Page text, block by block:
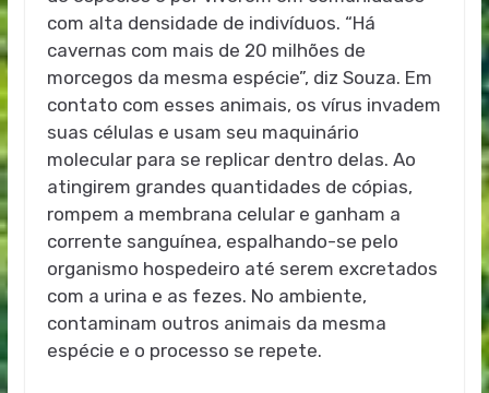
com alta densidade de indivíduos. “Há
cavernas com mais de 20 milhões de
morcegos da mesma espécie”, diz Souza. Em
contato com esses animais, os vírus invadem
suas células e usam seu maquinário
molecular para se replicar dentro delas. Ao
atingirem grandes quantidades de cópias,
rompem a membrana celular e ganham a
corrente sanguínea, espalhando-se pelo
organismo hospedeiro até serem excretados
com a urina e as fezes. No ambiente,
contaminam outros animais da mesma
espécie e o processo se repete.